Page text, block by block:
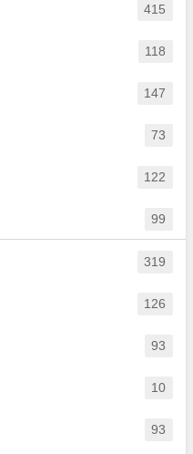
415
118
147
73
122
99
319
126
93
10
93